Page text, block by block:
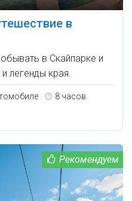
в
в Скайпарке и
легенды края.
8 часов